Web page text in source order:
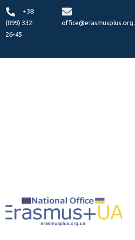
+38
(099) 332-
26-45